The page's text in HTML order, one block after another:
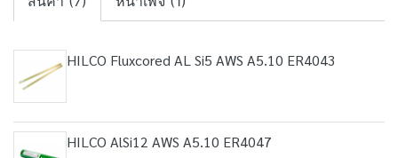
HILCO Fluxcored AL Si5 AWS A5.10 ER4043
HILCO AlSi12 AWS A5.10 ER4047